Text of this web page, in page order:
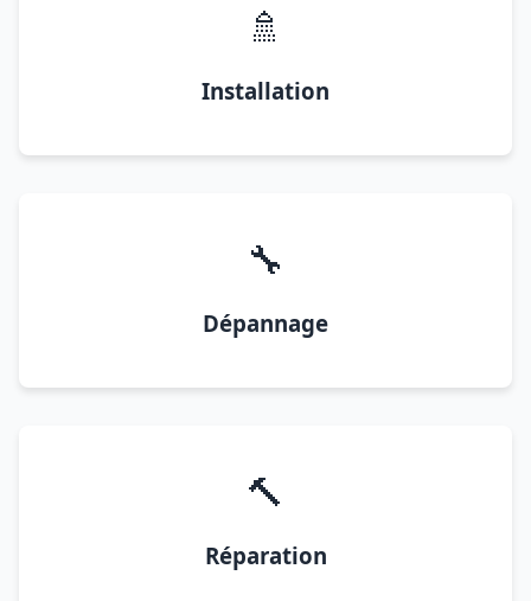
🚿
Installation
🔧
Dépannage
🔨
Réparation